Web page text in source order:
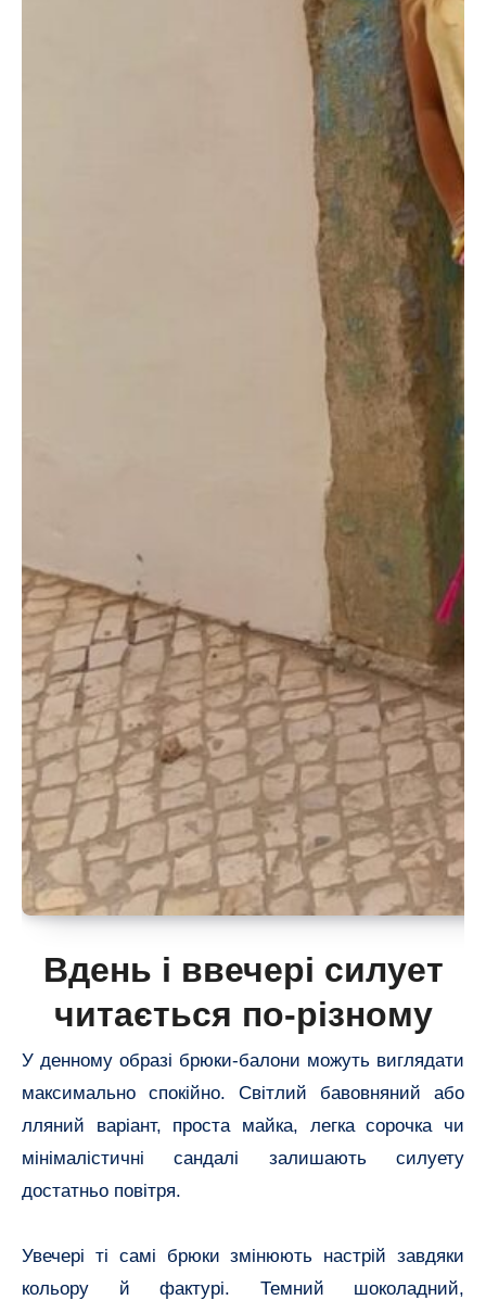
Вдень і ввечері силует
читається по-різному
У денному образі брюки-балони можуть виглядати
максимально спокійно. Світлий бавовняний або
лляний варіант, проста майка, легка сорочка чи
мінімалістичні сандалі залишають силуету
достатньо повітря.
Увечері ті самі брюки змінюють настрій завдяки
кольору й фактурі. Темний шоколадний,